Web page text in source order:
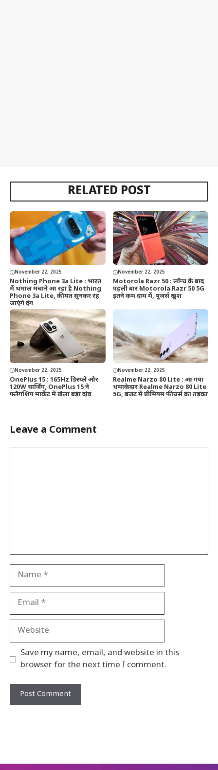
RELATED POST
November 22, 2025
Nothing Phone 3a Lite : भारत
में धमाल मचाने आ रहा है Nothing
Phone 3a Lite, कीमत सुनकर रह
जाएंगे दंग
November 22, 2025
Motorola Razr 50 : लॉन्च के बाद
पहली बार Motorola Razr 50 5G
इतने कम दाम में, यूजर्स खुश
November 22, 2025
OnePlus 15 : 165Hz डिस्प्ले और
120W चार्जिंग, OnePlus 15 ने
फ्लैगशिप मार्केट में खेला बड़ा दांव
November 22, 2025
Realme Narzo 80 Lite : आ गया
धमाकेदार Realme Narzo 80 Lite
5G, बजट में प्रीमियम फीचर्स का तड़का
Leave a Comment
Name
Email
Website
Save my name, email, and website in this
browser for the next time I comment.